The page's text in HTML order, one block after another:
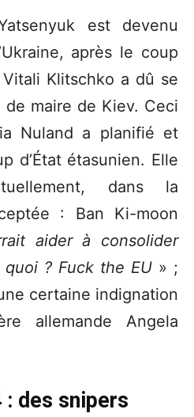
est devenu
après le coup
Vitali Klitschko a dû se
maire de Kiev. Ceci
Nuland a planifié et
d’État étasunien. Elle
dans la
: Ban Ki-moon
aider à consolider
? Fuck the EU» ;
certaine indignation
allemande Angela
des snipers